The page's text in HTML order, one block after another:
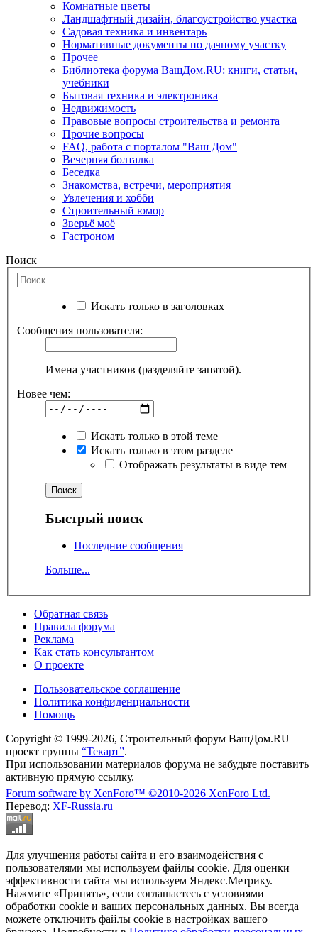
Комнатные цветы
Ландшафтный дизайн, благоустройство участка
Садовая техника и инвентарь
Нормативные документы по дачному участку
Прочее
Библиотека форума ВашДом.RU: книги, статьи,
учебники
Бытовая техника и электроника
Недвижимость
Правовые вопросы строительства и ремонта
Прочие вопросы
FAQ, работа с порталом "Ваш Дом"
Вечерняя болталка
Беседка
Знакомства, встречи, мероприятия
Увлечения и хобби
Строительный юмор
Зверьё моё
Гастроном
Поиск
Искать только в заголовках
Сообщения пользователя:
Имена участников (разделяйте запятой).
Новее чем:
Искать только в этой теме
Искать только в этом разделе
Отображать результаты в виде тем
Быстрый поиск
Последние сообщения
Больше...
Обратная связь
Правила форума
Реклама
Как стать консультантом
О проекте
Пользовательское соглашение
Политика конфиденциальности
Помощь
Copyright © 1999-2026, Строительный форум ВашДом.RU –
проект группы “Текарт”.
При использовании материалов форума не забудьте поставить
активную прямую ссылку.
Forum software by XenForo™ ©2010-2026 XenForo Ltd.
Перевод: XF-Russia.ru
Для улучшения работы сайта и его взаимодействия с
пользователями мы используем файлы cookie. Для оценки
эффективности сайта мы используем Яндекс.Метрику.
Нажмите «Принять», если соглашаетесь с условиями
обработки cookie и ваших персональных данных. Вы всегда
можете отключить файлы cookie в настройках вашего